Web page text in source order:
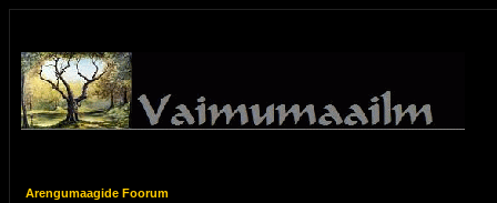
Arengumaagide Foorum